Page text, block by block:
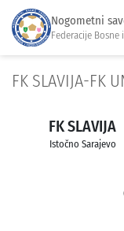
Nogometni
Federacije Bosne
FK SLAVIJA-FK
FK SLAVIJA
Istočno Sarajevo